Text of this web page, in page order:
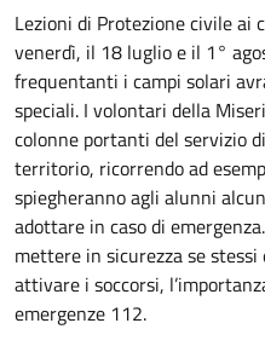
Descrizione
Lezioni di Protezione civile ai
venerdì, il 18 luglio e il 1°
frequentanti i campi solari
speciali. I volontari della
colonne portanti del servizio
territorio, ricorrendo ad
spiegheranno agli alunni
adottare in caso di
mettere in sicurezza se
attivare i soccorsi,
emergenze 112.